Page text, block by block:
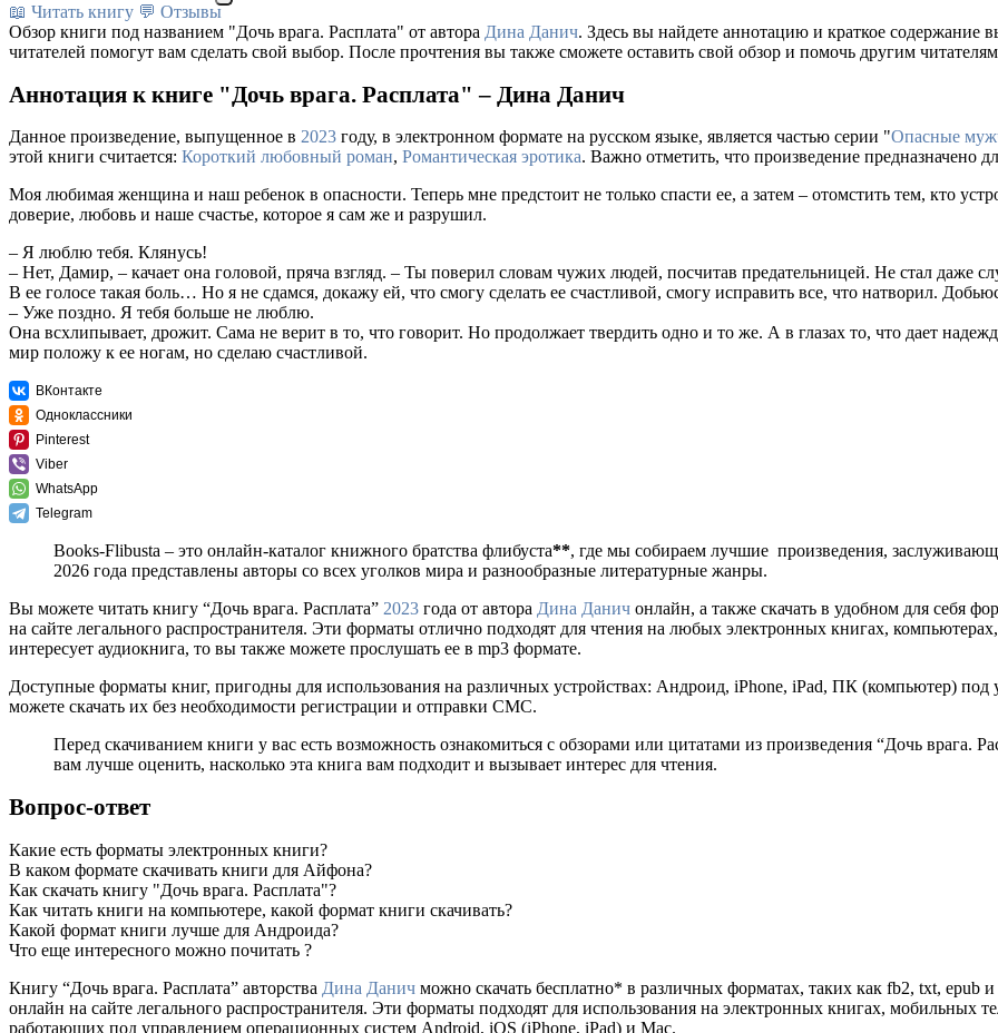
📖 Читать книгу 💬 Отзывы
Обзор книги под названием "Дочь врага. Расплата" от автора Дина Данич. Здесь вы найдете аннотацию и краткое
читателей помогут вам сделать свой выбор. После прочтения вы также сможете оставить свой обзор и помочь другим
Аннотация к книге "Дочь врага. Расплата" – Дина Данич
Данное произведение, выпущенное в 2023 году, в электронном формате на русском языке, является частью серии "Опасные
этой книги считается: Короткий любовный роман, Романтическая эротика. Важно отметить, что произведение предназначено
Моя любимая женщина и наш ребенок в опасности. Теперь мне предстоит не только спасти ее, а затем – отомстить тем, кто
доверие, любовь и наше счастье, которое я сам же и разрушил.
– Я люблю тебя. Клянусь!
– Нет, Дамир, – качает она головой, пряча взгляд. – Ты поверил словам чужих людей, посчитав предательницей. Не стал даже
В ее голосе такая боль… Но я не сдамся, докажу ей, что смогу сделать ее счастливой, смогу исправить все, что натворил.
– Уже поздно. Я тебя больше не люблю.
Она всхлипывает, дрожит. Сама не верит в то, что говорит. Но продолжает твердить одно и то же. А в глазах то, что дает
мир положу к ее ногам, но сделаю счастливой.
ВКонтакте
Одноклассники
Pinterest
Viber
WhatsApp
Telegram
Books-Flibusta – это онлайн-каталог книжного братства флибуста**, где мы собираем лучшие произведения,
2026 года представлены авторы со всех уголков мира и разнообразные литературные жанры.
Вы можете читать книгу “Дочь врага. Расплата” 2023 года от автора Дина Данич онлайн, а также скачать в удобном для себя
на сайте легального распространителя. Эти форматы отлично подходят для чтения на любых электронных книгах,
интересует аудиокнига, то вы также можете прослушать ее в mp3 формате.
Доступные форматы книг, пригодны для использования на различных устройствах: Андроид, iPhone, iPad, ПК (компьютер)
можете скачать их без необходимости регистрации и отправки СМС.
Перед скачиванием книги у вас есть возможность ознакомиться с обзорами или цитатами из произведения “Дочь врага.
вам лучше оценить, насколько эта книга вам подходит и вызывает интерес для чтения.
Вопрос-ответ
Какие есть форматы электронных книги?
В каком формате скачивать книги для Айфона?
Как скачать книгу "Дочь врага. Расплата"?
Как читать книги на компьютере, какой формат книги скачивать?
Какой формат книги лучше для Андроида?
Что еще интересного можно почитать ?
Книгу “Дочь врага. Расплата” авторства Дина Данич можно скачать бесплатно* в различных форматах, таких как fb2, txt, epub
онлайн на сайте легального распространителя. Эти форматы подходят для использования на электронных книгах, мобильных
работающих под управлением операционных систем Android, iOS (iPhone, iPad) и Mac.